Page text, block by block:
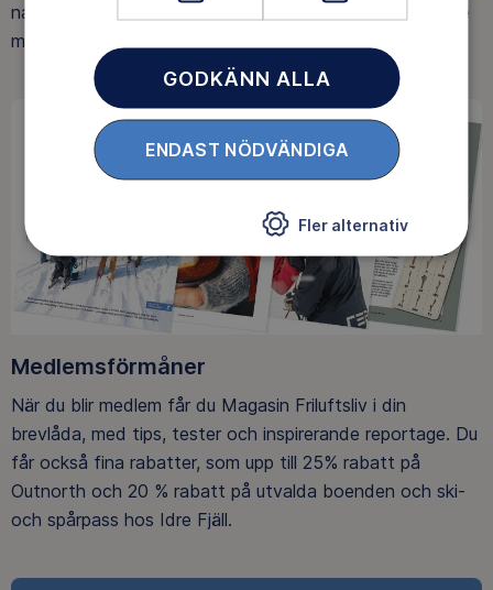
naturen ger. Som medlem bidrar du också till vårt arbete
med att skydda allemansrätten.
Medlemsförmåner
När du blir medlem får du Magasin Friluftsliv i din
brevlåda, med tips, tester och inspirerande reportage. Du
får också fina rabatter, som upp till 25% rabatt på
Outnorth och 20 % rabatt på utvalda boenden och ski-
och spårpass hos Idre Fjäll.
GODKÄNN ALLA
ENDAST NÖDVÄNDIGA
Fler alternativ